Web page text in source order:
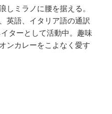
しミラノに腰を据える。
英語、イタリア語の通訳
ターとして活動中。趣味
ンカレーをこよなく愛す